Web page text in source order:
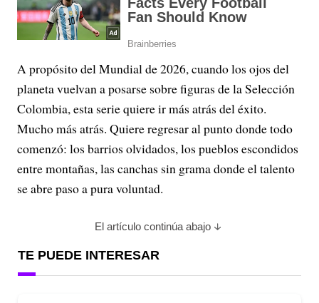
A propósito del Mundial de 2026, cuando los ojos del
planeta vuelvan a posarse sobre figuras de la Selección
Colombia, esta serie quiere ir más atrás del éxito.
Mucho más atrás. Quiere regresar al punto donde todo
comenzó: los barrios olvidados, los pueblos escondidos
entre montañas, las canchas sin grama donde el talento
se abre paso a pura voluntad.
El artículo continúa abajo
TE PUEDE INTERESAR